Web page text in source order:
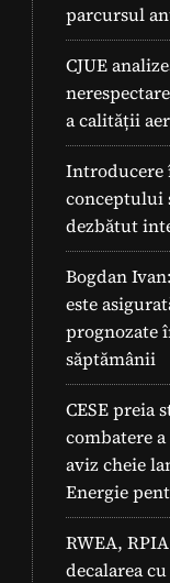
parcursul
CJUE
a calității
Introducere
conceptului
dezbătut
Bogdan
este
prognozate
săptămânii
CESE preia
combatere
aviz cheie
Energie
RWEA,
decalarea